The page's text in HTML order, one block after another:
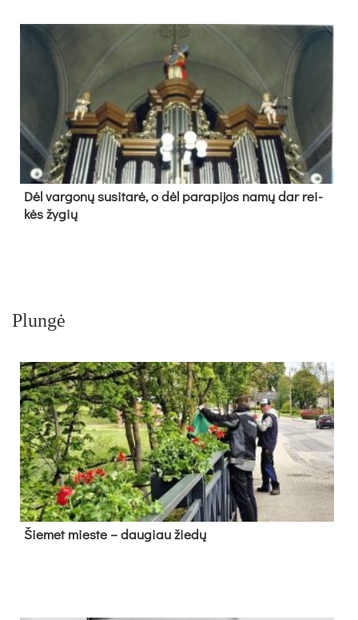
Dėl var­go­nų su­si­ta­rė, o dėl pa­ra­pi­jos na­mų dar rei­
kės žy­gių
Plungė
Šie­met mies­te – dau­giau žie­dų